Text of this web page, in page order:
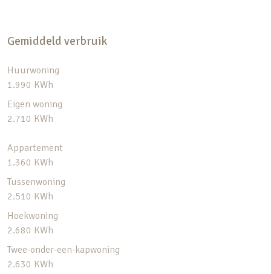
Gemiddeld verbruik
Huurwoning
1.990 KWh
Eigen woning
2.710 KWh
Appartement
1.360 KWh
Tussenwoning
2.510 KWh
Hoekwoning
2.680 KWh
Twee-onder-een-kapwoning
2.630 KWh